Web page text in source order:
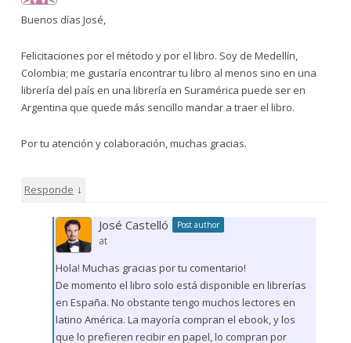
Buenos días José,
Felicitaciones por el método y por el libro. Soy de Medellín,
Colombia; me gustaría encontrar tu libro al menos sino en una
librería del país en una librería en Suramérica puede ser en
Argentina que quede más sencillo mandar a traer el libro.
Por tu atención y colaboración, muchas gracias.
Responde ↓
José Castelló Post author
at
Hola! Muchas gracias por tu comentario!
De momento el libro solo está disponible en librerías
en España. No obstante tengo muchos lectores en
latino América. La mayoría compran el ebook, y los
que lo prefieren recibir en papel, lo compran por